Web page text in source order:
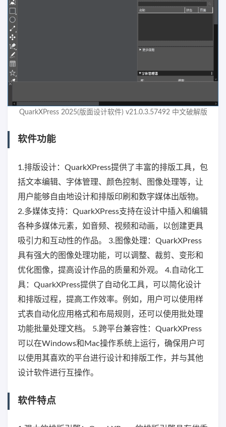
QuarkXPress 2025(版面设计软件) v21.0.3.57492 中文破解版
软件功能
1.排版设计：QuarkXPress提供了丰富的排版工具，包
括文本编辑、字体管理、颜色控制、图像处理等，让
用户能够自由地设计和排版印刷和数字媒体出版物。
2.多媒体支持：QuarkXPress支持在设计中插入和编辑
各种多媒体元素，如音频、视频和动画，以创建更具
吸引力和互动性的作品。 3.图像处理：QuarkXPress
具有强大的图像处理功能，可以调整、裁剪、变形和
优化图像，提高设计作品的质量和外观。 4.自动化工
具：QuarkXPress提供了自动化工具，可以简化设计
和排版过程，提高工作效率。例如，用户可以使用样
式表自动化应用格式和布局规则，还可以使用批处理
功能批量处理文档。 5.跨平台兼容性：QuarkXPress
可以在Windows和Mac操作系统上运行，确保用户可
以使用其喜欢的平台进行设计和排版工作，并与其他
设计软件进行互操作。
软件特点